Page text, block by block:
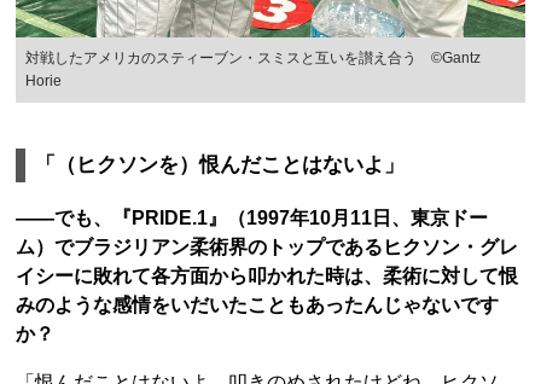
対戦したアメリカのスティーブン・スミスと互いを讃え合う ©Gantz
Horie
「（ヒクソンを）恨んだことはないよ」
――でも、『PRIDE.1』（1997年10月11日、東京ドー
ム）でブラジリアン柔術界のトップであるヒクソン・グレ
イシーに敗れて各方面から叩かれた時は、柔術に対して恨
みのような感情をいだいたこともあったんじゃないです
か？